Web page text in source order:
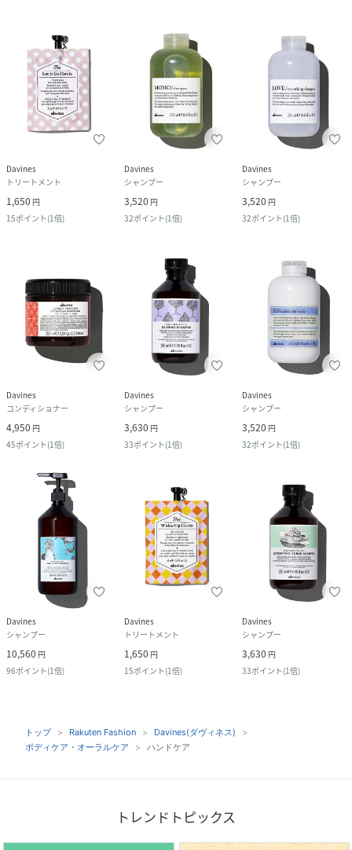
Davines
トリートメント
1,650 円
15ポイント(1倍)
Davines
シャンプー
3,520 円
32ポイント(1倍)
Davines
シャンプー
3,520 円
32ポイント(1倍)
Davines
コンディショナー
4,950 円
45ポイント(1倍)
Davines
シャンプー
3,630 円
33ポイント(1倍)
Davines
シャンプー
3,520 円
32ポイント(1倍)
Davines
シャンプー
10,560 円
96ポイント(1倍)
Davines
トリートメント
1,650 円
15ポイント(1倍)
Davines
シャンプー
3,630 円
33ポイント(1倍)
トップ Rakuten Fashion
Davines(ダヴィネス)
ボディケア・オーラルケア
ハンドケア
トレンドトピックス